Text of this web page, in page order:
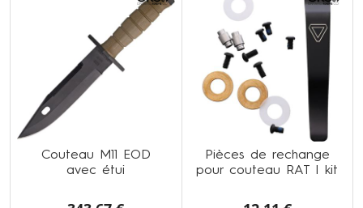
Couteau M11 EOD
avec étui
Pièces de rechange
pour couteau RAT I kit